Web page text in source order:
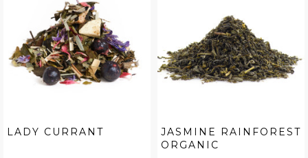
LADY CURRANT
JASMINE RAINFOREST
ORGANIC